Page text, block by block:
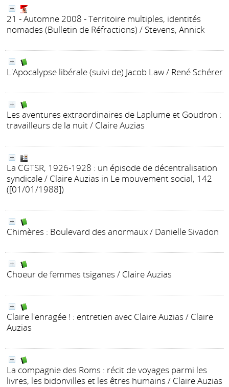
21 - Automne 2008 - Territoire multiples, identités
nomades (Bulletin de Réfractions) / Stevens, Annick
L'Apocalypse libérale (suivi de) Jacob Law/ René Schérer
Les aventures extraordinaires de Laplume et Goudron :
travailleurs de la nuit/ Claire Auzias
La CGTSR, 1926-1928 : un épisode de décentralisation
syndicale/ Claire Auzias in Le mouvement social, 142
([01/01/1988])
Chimères : Boulevard des anormaux/ Danielle Sivadon
Choeur de femmes tsiganes / Claire Auzias
Claire l'enragée ! : entretien avec Claire Auzias / Claire
Auzias
La compagnie des Roms : récit de voyages parmi les
livres, les bidonvilles et les êtres humains / Claire Auzias